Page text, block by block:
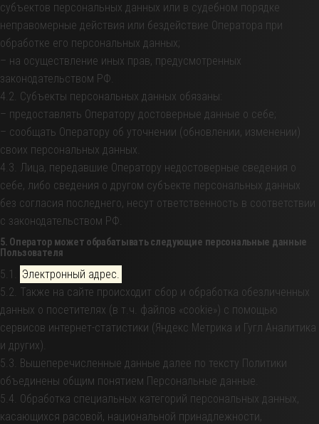
субъектов персональных данных или в судебном порядке
неправомерные действия или бездействие Оператора при
обработке его персональных данных;
– на осуществление иных прав, предусмотренных
законодательством РФ.
4.2. Субъекты персональных данных обязаны:
– предоставлять Оператору достоверные данные о себе;
– сообщать Оператору об уточнении (обновлении, изменении)
своих персональных данных.
4.3. Лица, передавшие Оператору недостоверные сведения о
себе, либо сведения о другом субъекте персональных данных
без согласия последнего, несут ответственность в соответствии
с законодательством РФ.
5. Оператор может обрабатывать следующие персональные данные
Пользователя
5.1.
Электронный адрес.
5.2. Также на сайте происходит сбор и обработка обезличенных
данных о посетителях (в т.ч. файлов «cookie») с помощью
сервисов интернет-статистики (Яндекс Метрика и Гугл Аналитика
и других).
5.3. Вышеперечисленные данные далее по тексту Политики
объединены общим понятием Персональные данные.
5.4. Обработка специальных категорий персональных данных,
касающихся расовой, национальной принадлежности,